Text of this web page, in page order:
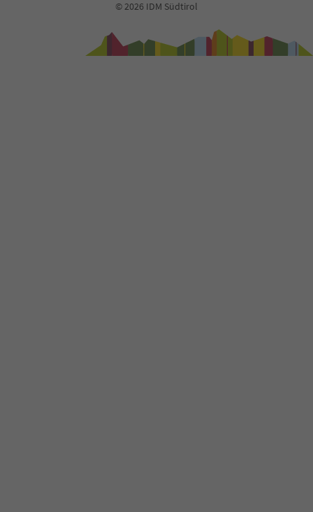
© 2026 IDM Südtirol